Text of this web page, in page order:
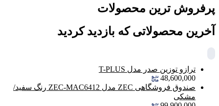
پرفروش ترین محصولات
آخرین محصولاتی که بازدید کردید
ترازو توزین صدر مدل T-PLUS
48,600,000
صندوق فروشگاهی ZEC مدل ZEC-MAC6412 رنگ سفید/
مشکی